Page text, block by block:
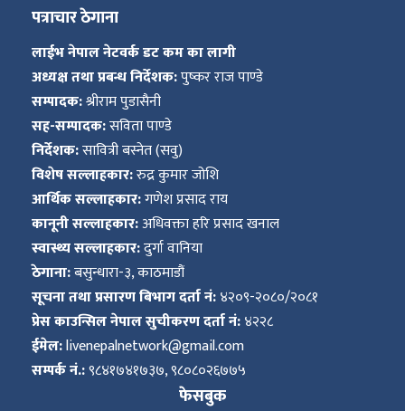
पत्राचार ठेगाना
लाईभ नेपाल नेटवर्क डट कम का लागी
अध्यक्ष तथा प्रबन्ध निर्देशक:पुष्कर राज पाण्डे
सम्पादक:श्रीराम पुडासैनी
सह-सम्पादक:सविता पाण्डे
निर्देशक:सावित्री बस्नेत (सवु)
विशेष सल्लाहकार:रुद्र कुमार जोशि
आर्थिक सल्लाहकार:गणेश प्रसाद राय
कानूनी सल्लाहकार:अधिवक्ता हरि प्रसाद खनाल
स्वास्थ्य सल्लाहकार:दुर्गा वानिया
ठेगाना:बसुन्धारा-३, काठमाडौं
सूचना तथा प्रसारण बिभाग दर्ता नं:४२०९-२०८०/२०८१
प्रेस काउन्सिल नेपाल सुचीकरण दर्ता नं:४२२८
ईमेल:livenepalnetwork@gmail.com
सम्पर्क नं.:९८४१७४१७३७, ९८०८०२६७७५
फेसबुक